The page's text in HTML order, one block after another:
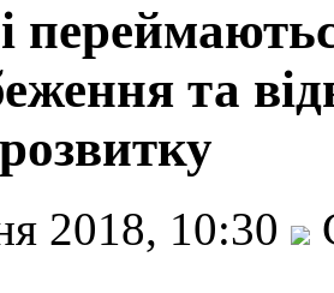
та
2018, 10:30